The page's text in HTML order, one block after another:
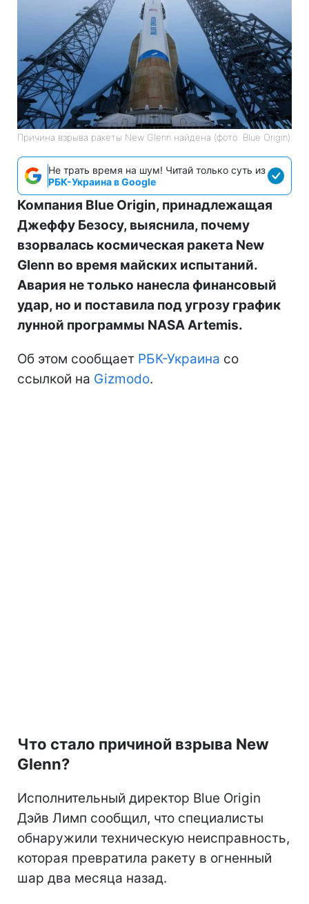
Причина взрыва ракеты New Glenn найдена (фото: Blue Origin)
Не трать время на шум! Читай только суть из
РБК-Украина в Google
Компания Blue Origin, принадлежащая
Джеффу Безосу, выяснила, почему
взорвалась космическая ракета New
Glenn во время майских испытаний.
Авария не только нанесла финансовый
удар, но и поставила под угрозу график
лунной программы NASA Artemis.
Об этом сообщает РБК-Украина со
ссылкой на Gizmodo.
Что стало причиной взрыва New
Glenn?
Исполнительный директор Blue Origin
Дэйв Лимп сообщил, что специалисты
обнаружили техническую неисправность,
которая превратила ракету в огненный
шар два месяца назад.